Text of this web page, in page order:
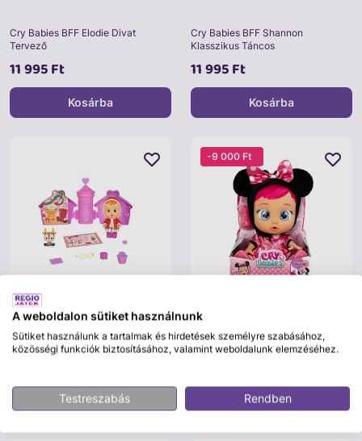
Cry Babies BFF Elodie Divat
Tervező
11 995 Ft
Kosárba
Cry Babies BFF Shannon
Klasszikus Táncos
11 995 Ft
Kosárba
Cry Babies Magic Tears Stars
Házikó Mix
Kosárba
Cry Babies Minnie
-9 000 Ft
Kosárba
A weboldalon sütiket használnunk
Sütiket használunk a tartalmak és hirdetések személyre szabásához,
közösségi funkciók biztosításához, valamint weboldalunk elemzéséhez.
Testreszabás Rendben